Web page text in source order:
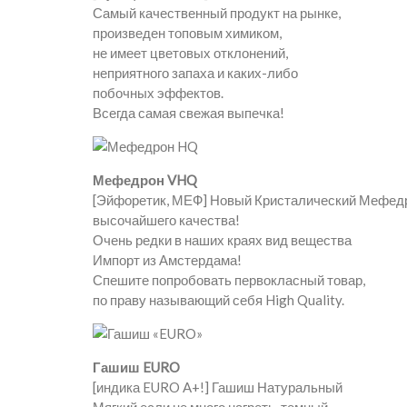
Самый качественный продукт на рынке,
произведен топовым химиком,
не имеет цветовых отклонений,
неприятного запаха и каких-либо
побочных эффектов.
Всегда самая свежая выпечка!
Мефедрон VHQ
[Эйфоретик, МЕФ] Новый Кристалический
высочайшего качества!
Очень редки в наших краях вид вещества
Импорт из Амстердама!
Спешите попробовать первокласный товар,
по праву называющий себя High Quality.
Гашиш EURO
[индика EURO A+!] Гашиш Натуральный